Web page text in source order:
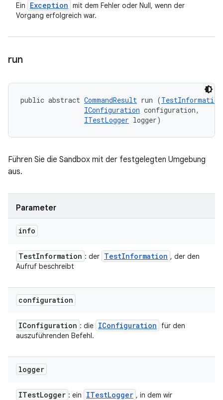
Ein Exception mit dem Fehler oder Null, wenn der
Vorgang erfolgreich war.
run
public abstract CommandResult run (TestInformation
IConfiguration configuration,
ITestLogger logger)
Führen Sie die Sandbox mit der festgelegten Umgebung
aus.
Parameter
info
TestInformation : der TestInformation , der den
Aufruf beschreibt
configuration
IConfiguration : die IConfiguration
für den
auszuführenden Befehl.
logger
ITestLogger : ein ITestLogger , in dem wir